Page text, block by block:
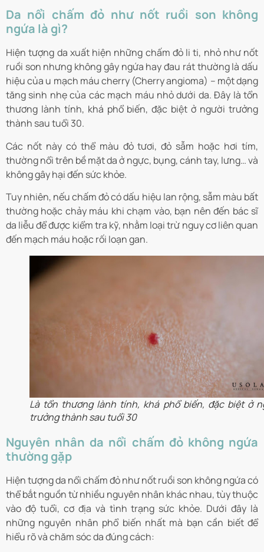
Da nổi chấm đỏ như nốt ruồi son không
ngứa là gì?
Hiện tượng da xuất hiện những chấm đỏ li ti, nhỏ như nốt
ruồi son nhưng không gây ngứa hay đau rát thường là dấu
hiệu của u mạch máu cherry (Cherry angioma) – một dạng
tăng sinh nhẹ của các mạch máu nhỏ dưới da. Đây là tổn
thương lành tính, khá phổ biến, đặc biệt ở người trưởng
thành sau tuổi 30.
Các nốt này có thể màu đỏ tươi, đỏ sẫm hoặc hơi tím,
thường nổi trên bề mặt da ở ngực, bụng, cánh tay, lưng… và
không gây hại đến sức khỏe.
Tuy nhiên, nếu chấm đỏ có dấu hiệu lan rộng, sẫm màu bất
thường hoặc chảy máu khi chạm vào, bạn nên đến bác sĩ
da liễu để được kiểm tra kỹ, nhằm loại trừ nguy cơ liên quan
đến mạch máu hoặc rối loạn gan.
Là tổn thương lành tính, khá phổ biến, đặc biệt ở
trưởng thành sau tuổi 30
Nguyên nhân da nổi chấm đỏ không ngứa
thường gặp
Hiện tượng da nổi chấm đỏ như nốt ruồi son không ngứa có
thể bắt nguồn từ nhiều nguyên nhân khác nhau, tùy thuộc
vào độ tuổi, cơ địa và tình trạng sức khỏe. Dưới đây là
những nguyên nhân phổ biến nhất mà bạn cần biết để
hiểu rõ và chăm sóc da đúng cách: